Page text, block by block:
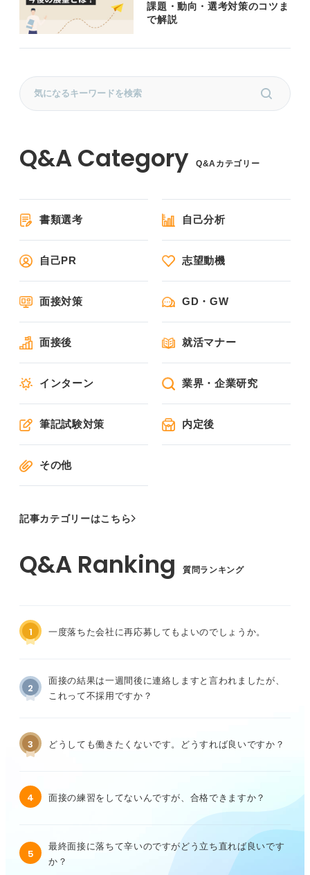
課題・動向・選考対策のコツま
で解説
Q&Aカテゴリー
書類選考 自己分析
自己PR 志望動機
面接対策 GD・GW
面接後 就活マナー
インターン 業界・企業研究
筆記試験対策 内定後
その他
記事カテゴリーはこちら
質問ランキング
1 一度落ちた会社に再応募してもよいのでしょうか。
2
面接の結果は一週間後に連絡しますと言われましたが、
これって不採用ですか？
3 どうしても働きたくないです。どうすれば良いですか？
4 面接の練習をしてないんですが、合格できますか？
5
最終面接に落ちて辛いのですがどう立ち直れば良いです
か？